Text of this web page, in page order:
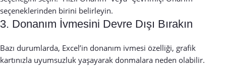
seçeneklerinden birini belirleyin.
3. Donanım İvmesini Devre Dışı Bırakın
Bazı durumlarda, Excel’in donanım ivmesi özelliği, grafik
kartınızla uyumsuzluk yaşayarak donmalara neden olabilir.